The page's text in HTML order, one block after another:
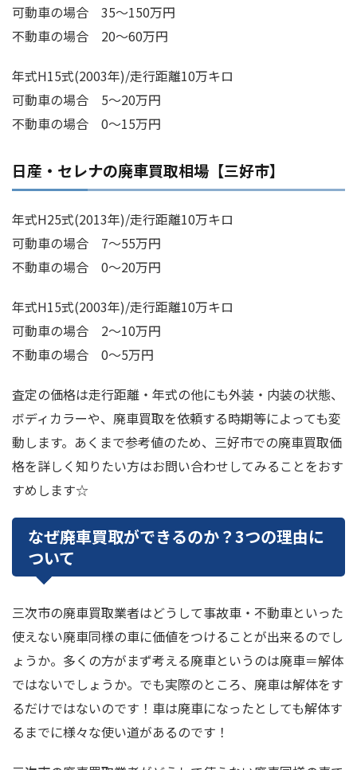
可動車の場合 35～150万円
不動車の場合 20～60万円
年式H15式(2003年)/走行距離10万キロ
可動車の場合 5～20万円
不動車の場合 0～15万円
日産・セレナの廃車買取相場【三好市】
年式H25式(2013年)/走行距離10万キロ
可動車の場合 7～55万円
不動車の場合 0～20万円
年式H15式(2003年)/走行距離10万キロ
可動車の場合 2～10万円
不動車の場合 0～5万円
査定の価格は走行距離・年式の他にも外装・内装の状態、
ボディカラーや、廃車買取を依頼する時期等によっても変
動します。あくまで参考値のため、三好市での廃車買取価
格を詳しく知りたい方はお問い合わせしてみることをおす
すめします☆
なぜ廃車買取ができるのか？3つの理由に
ついて
三次市の廃車買取業者はどうして事故車・不動車といった
使えない廃車同様の車に価値をつけることが出来るのでし
ょうか。多くの方がまず考える廃車というのは廃車＝解体
ではないでしょうか。でも実際のところ、廃車は解体をす
るだけではないのです！車は廃車になったとしても解体す
るまでに様々な使い道があるのです！